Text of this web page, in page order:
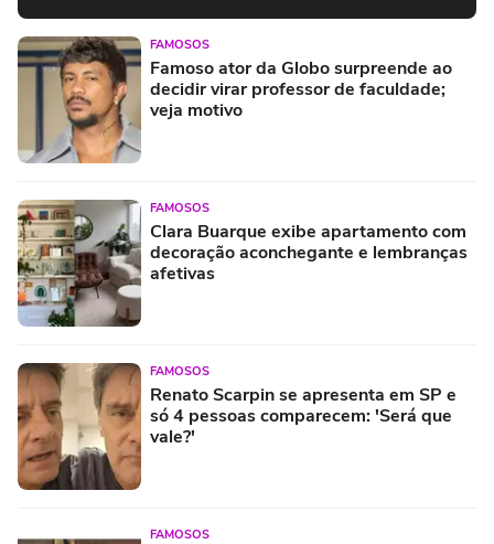
FAMOSOS
Famoso ator da Globo surpreende ao
decidir virar professor de faculdade;
veja motivo
FAMOSOS
Clara Buarque exibe apartamento com
decoração aconchegante e lembranças
afetivas
FAMOSOS
Renato Scarpin se apresenta em SP e
só 4 pessoas comparecem: 'Será que
vale?'
FAMOSOS